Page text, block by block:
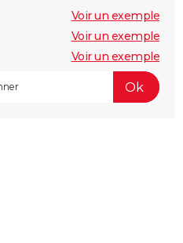
Voir un exemple
Voir un exemple
Voir un exemple